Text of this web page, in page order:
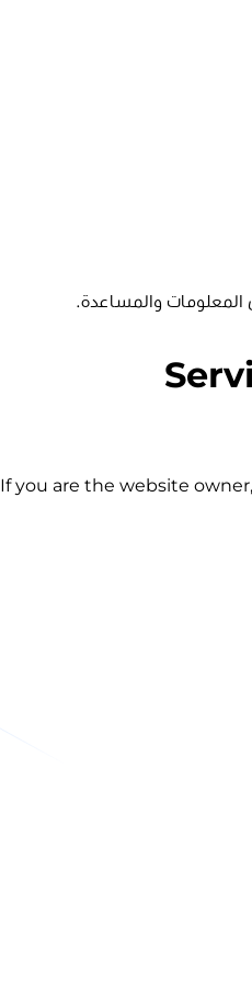
والمساعدة.
If you are the website